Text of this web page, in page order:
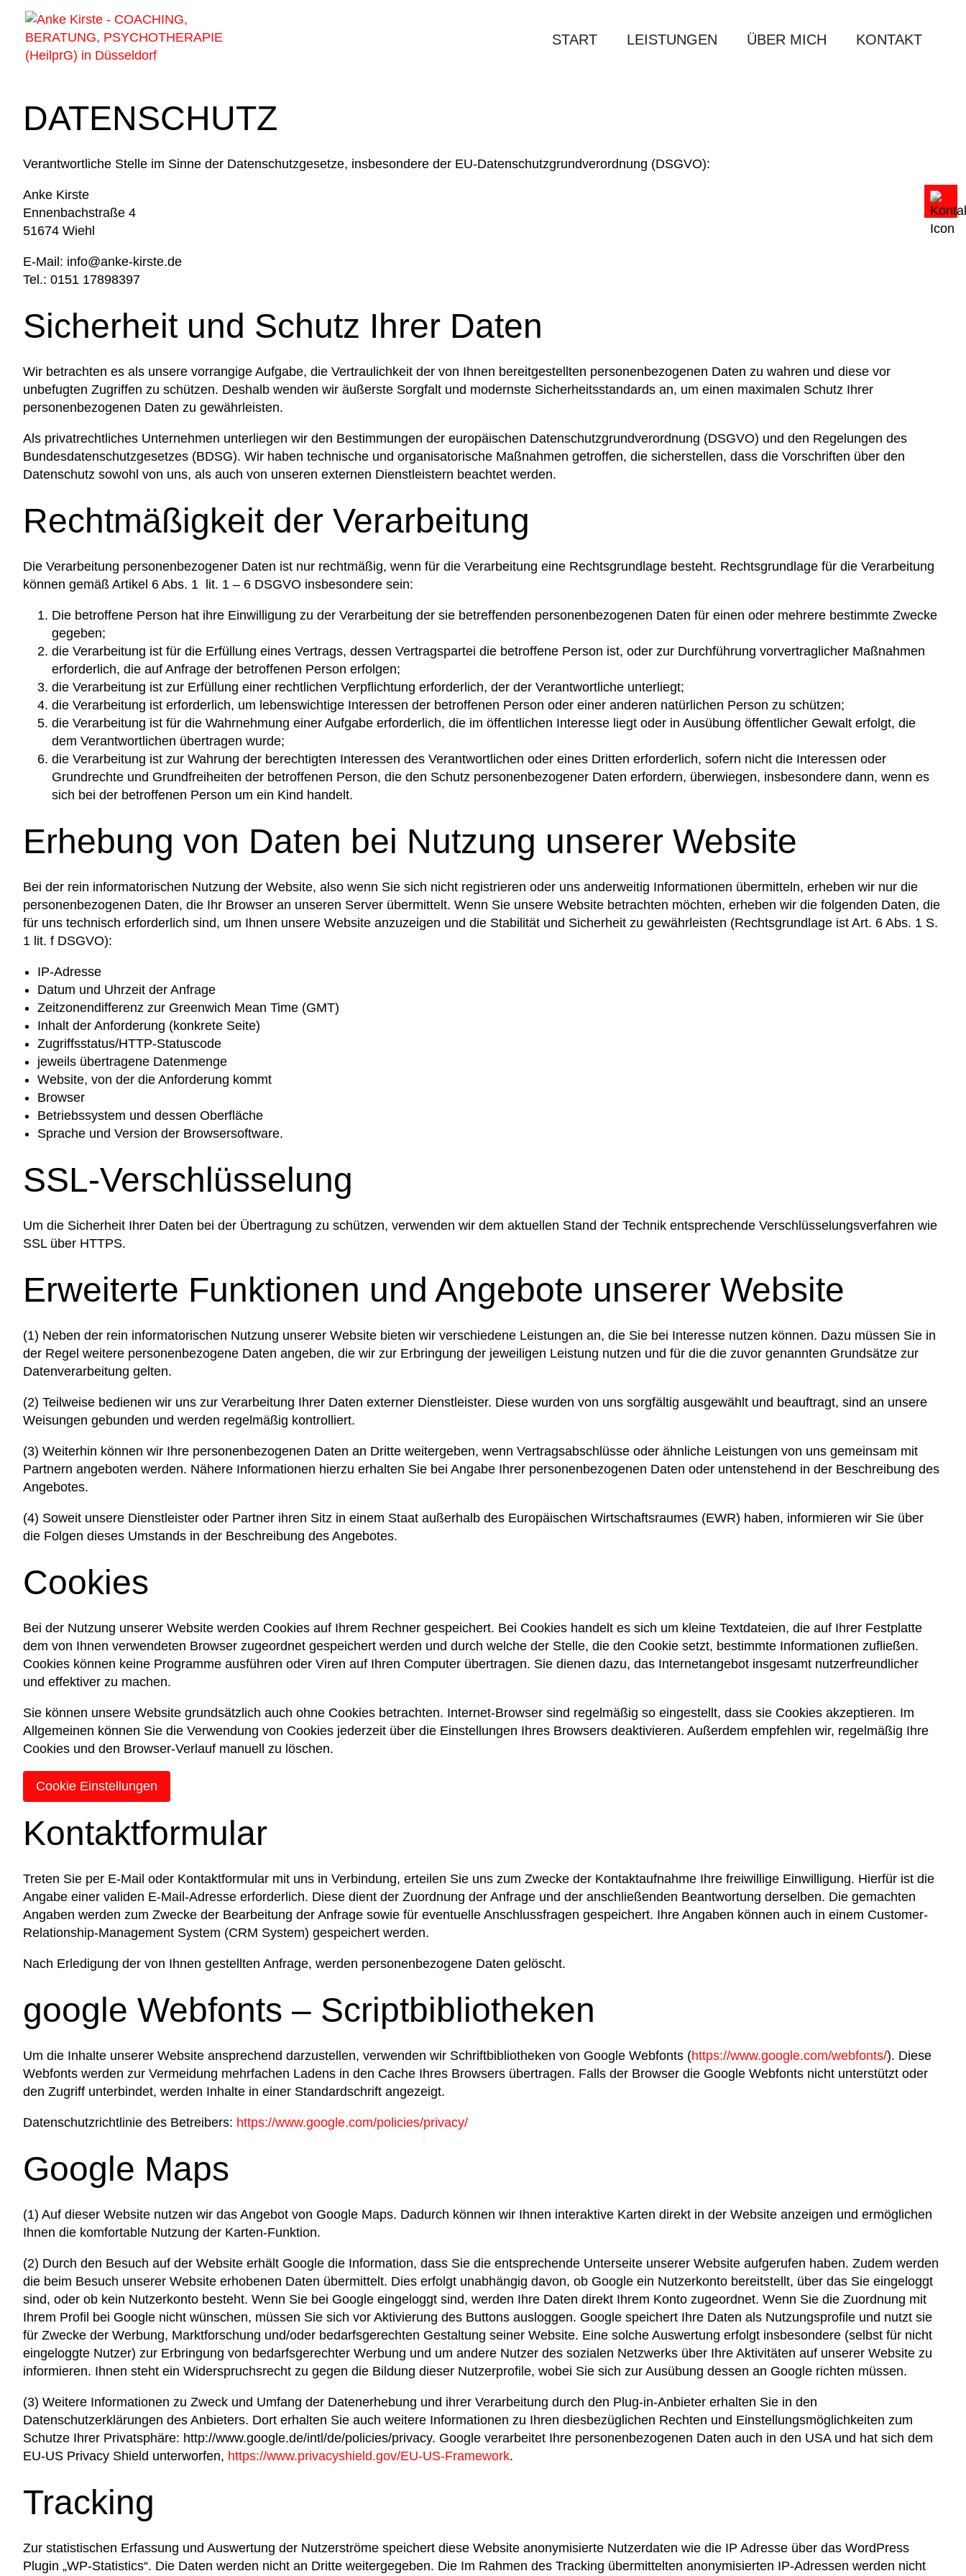
START LEISTUNGEN ÜBER MICH KONTAKT
DATENSCHUTZ
Verantwortliche Stelle im Sinne der Datenschutzgesetze, insbesondere der EU-Datenschutzgrundverordnung (DSGVO):
Anke Kirste
Ennenbachstraße 4
51674 Wiehl
E-Mail: info@anke-kirste.de
Tel.: 0151 17898397
Sicherheit und Schutz Ihrer Daten
Wir betrachten es als unsere vorrangige Aufgabe, die Vertraulichkeit der von Ihnen bereitgestellten personenbezogenen Daten zu wahren und diese vor
unbefugten Zugriffen zu schützen. Deshalb wenden wir äußerste Sorgfalt und modernste Sicherheitsstandards an, um einen maximalen Schutz Ihrer
personenbezogenen Daten zu gewährleisten.
Als privatrechtliches Unternehmen unterliegen wir den Bestimmungen der europäischen Datenschutzgrundverordnung (DSGVO) und den Regelungen des
Bundesdatenschutzgesetzes (BDSG). Wir haben technische und organisatorische Maßnahmen getroffen, die sicherstellen, dass die Vorschriften über den
Datenschutz sowohl von uns, als auch von unseren externen Dienstleistern beachtet werden.
Rechtmäßigkeit der Verarbeitung
Die Verarbeitung personenbezogener Daten ist nur rechtmäßig, wenn für die Verarbeitung eine Rechtsgrundlage besteht. Rechtsgrundlage für die Verarbeitung
können gemäß Artikel 6 Abs. 1 lit. 1 – 6 DSGVO insbesondere sein:
Die betroffene Person hat ihre Einwilligung zu der Verarbeitung der sie betreffenden personenbezogenen Daten für einen oder mehrere bestimmte Zwecke
gegeben;
die Verarbeitung ist für die Erfüllung eines Vertrags, dessen Vertragspartei die betroffene Person ist, oder zur Durchführung vorvertraglicher Maßnahmen
erforderlich, die auf Anfrage der betroffenen Person erfolgen;
die Verarbeitung ist zur Erfüllung einer rechtlichen Verpflichtung erforderlich, der der Verantwortliche unterliegt;
die Verarbeitung ist erforderlich, um lebenswichtige Interessen der betroffenen Person oder einer anderen natürlichen Person zu schützen;
die Verarbeitung ist für die Wahrnehmung einer Aufgabe erforderlich, die im öffentlichen Interesse liegt oder in Ausübung öffentlicher Gewalt erfolgt, die
dem Verantwortlichen übertragen wurde;
die Verarbeitung ist zur Wahrung der berechtigten Interessen des Verantwortlichen oder eines Dritten erforderlich, sofern nicht die Interessen oder
Grundrechte und Grundfreiheiten der betroffenen Person, die den Schutz personenbezogener Daten erfordern, überwiegen, insbesondere dann, wenn es
sich bei der betroffenen Person um ein Kind handelt.
Erhebung von Daten bei Nutzung unserer Website
Bei der rein informatorischen Nutzung der Website, also wenn Sie sich nicht registrieren oder uns anderweitig Informationen übermitteln, erheben wir nur die
personenbezogenen Daten, die Ihr Browser an unseren Server übermittelt. Wenn Sie unsere Website betrachten möchten, erheben wir die folgenden Daten, die
für uns technisch erforderlich sind, um Ihnen unsere Website anzuzeigen und die Stabilität und Sicherheit zu gewährleisten (Rechtsgrundlage ist Art. 6 Abs. 1 S.
1 lit. f DSGVO):
IP-Adresse
Datum und Uhrzeit der Anfrage
Zeitzonendifferenz zur Greenwich Mean Time (GMT)
Inhalt der Anforderung (konkrete Seite)
Zugriffsstatus/HTTP-Statuscode
jeweils übertragene Datenmenge
Website, von der die Anforderung kommt
Browser
Betriebssystem und dessen Oberfläche
Sprache und Version der Browsersoftware.
SSL-Verschlüsselung
Um die Sicherheit Ihrer Daten bei der Übertragung zu schützen, verwenden wir dem aktuellen Stand der Technik entsprechende Verschlüsselungsverfahren wie
SSL über HTTPS.
Erweiterte Funktionen und Angebote unserer Website
(1) Neben der rein informatorischen Nutzung unserer Website bieten wir verschiedene Leistungen an, die Sie bei Interesse nutzen können. Dazu müssen Sie in
der Regel weitere personenbezogene Daten angeben, die wir zur Erbringung der jeweiligen Leistung nutzen und für die die zuvor genannten Grundsätze zur
Datenverarbeitung gelten.
(2) Teilweise bedienen wir uns zur Verarbeitung Ihrer Daten externer Dienstleister. Diese wurden von uns sorgfältig ausgewählt und beauftragt, sind an unsere
Weisungen gebunden und werden regelmäßig kontrolliert.
(3) Weiterhin können wir Ihre personenbezogenen Daten an Dritte weitergeben, wenn Vertragsabschlüsse oder ähnliche Leistungen von uns gemeinsam mit
Partnern angeboten werden. Nähere Informationen hierzu erhalten Sie bei Angabe Ihrer personenbezogenen Daten oder untenstehend in der Beschreibung des
Angebotes.
(4) Soweit unsere Dienstleister oder Partner ihren Sitz in einem Staat außerhalb des Europäischen Wirtschaftsraumes (EWR) haben, informieren wir Sie über
die Folgen dieses Umstands in der Beschreibung des Angebotes.
Cookies
Bei der Nutzung unserer Website werden Cookies auf Ihrem Rechner gespeichert. Bei Cookies handelt es sich um kleine Textdateien, die auf Ihrer Festplatte
dem von Ihnen verwendeten Browser zugeordnet gespeichert werden und durch welche der Stelle, die den Cookie setzt, bestimmte Informationen zufließen.
Cookies können keine Programme ausführen oder Viren auf Ihren Computer übertragen. Sie dienen dazu, das Internetangebot insgesamt nutzerfreundlicher
und effektiver zu machen.
Sie können unsere Website grundsätzlich auch ohne Cookies betrachten. Internet-Browser sind regelmäßig so eingestellt, dass sie Cookies akzeptieren. Im
Allgemeinen können Sie die Verwendung von Cookies jederzeit über die Einstellungen Ihres Browsers deaktivieren. Außerdem empfehlen wir, regelmäßig Ihre
Cookies und den Browser-Verlauf manuell zu löschen.
Cookie Einstellungen
Kontaktformular
Treten Sie per E-Mail oder Kontaktformular mit uns in Verbindung, erteilen Sie uns zum Zwecke der Kontaktaufnahme Ihre freiwillige Einwilligung. Hierfür ist die
Angabe einer validen E-Mail-Adresse erforderlich. Diese dient der Zuordnung der Anfrage und der anschließenden Beantwortung derselben. Die gemachten
Angaben werden zum Zwecke der Bearbeitung der Anfrage sowie für eventuelle Anschlussfragen gespeichert. Ihre Angaben können auch in einem Customer-
Relationship-Management System (CRM System) gespeichert werden.
Nach Erledigung der von Ihnen gestellten Anfrage, werden personenbezogene Daten gelöscht.
google Webfonts – Scriptbibliotheken
Um die Inhalte unserer Website ansprechend darzustellen, verwenden wir Schriftbibliotheken von Google Webfonts (https://www.google.com/webfonts/). Diese
Webfonts werden zur Vermeidung mehrfachen Ladens in den Cache Ihres Browsers übertragen. Falls der Browser die Google Webfonts nicht unterstützt oder
den Zugriff unterbindet, werden Inhalte in einer Standardschrift angezeigt.
Datenschutzrichtlinie des Betreibers: https://www.google.com/policies/privacy/
Google Maps
(1) Auf dieser Website nutzen wir das Angebot von Google Maps. Dadurch können wir Ihnen interaktive Karten direkt in der Website anzeigen und ermöglichen
Ihnen die komfortable Nutzung der Karten-Funktion.
(2) Durch den Besuch auf der Website erhält Google die Information, dass Sie die entsprechende Unterseite unserer Website aufgerufen haben. Zudem werden
die beim Besuch unserer Website erhobenen Daten übermittelt. Dies erfolgt unabhängig davon, ob Google ein Nutzerkonto bereitstellt, über das Sie eingeloggt
sind, oder ob kein Nutzerkonto besteht. Wenn Sie bei Google eingeloggt sind, werden Ihre Daten direkt Ihrem Konto zugeordnet. Wenn Sie die Zuordnung mit
Ihrem Profil bei Google nicht wünschen, müssen Sie sich vor Aktivierung des Buttons ausloggen. Google speichert Ihre Daten als Nutzungsprofile und nutzt sie
für Zwecke der Werbung, Marktforschung und/oder bedarfsgerechten Gestaltung seiner Website. Eine solche Auswertung erfolgt insbesondere (selbst für nicht
eingeloggte Nutzer) zur Erbringung von bedarfsgerechter Werbung und um andere Nutzer des sozialen Netzwerks über Ihre Aktivitäten auf unserer Website zu
informieren. Ihnen steht ein Widerspruchsrecht zu gegen die Bildung dieser Nutzerprofile, wobei Sie sich zur Ausübung dessen an Google richten müssen.
(3) Weitere Informationen zu Zweck und Umfang der Datenerhebung und ihrer Verarbeitung durch den Plug-in-Anbieter erhalten Sie in den
Datenschutzerklärungen des Anbieters. Dort erhalten Sie auch weitere Informationen zu Ihren diesbezüglichen Rechten und Einstellungsmöglichkeiten zum
Schutze Ihrer Privatsphäre: http://www.google.de/intl/de/policies/privacy. Google verarbeitet Ihre personenbezogenen Daten auch in den USA und hat sich dem
EU-US Privacy Shield unterworfen, https://www.privacyshield.gov/EU-US-Framework.
Tracking
Zur statistischen Erfassung und Auswertung der Nutzerströme speichert diese Website anonymisierte Nutzerdaten wie die IP Adresse über das WordPress
Plugin „WP-Statistics“. Die Daten werden nicht an Dritte weitergegeben. Die Im Rahmen des Tracking übermittelten anonymisierten IP-Adressen werden nicht